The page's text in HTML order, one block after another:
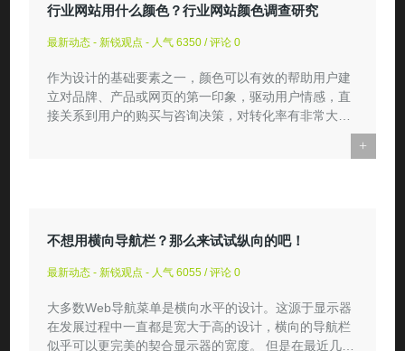
行业网站用什么颜色？行业网站颜色调查研究
最新动态 - 新锐观点 - 人气 6350 / 评论 0
作为设计的基础要素之一，颜色可以有效的帮助用户建
立对品牌、产品或网页的第一印象，驱动用户情感，直
接关系到用户的购买与咨询决策，对转化率有非常大的
+
不想用横向导航栏？那么来试试纵向的吧！
最新动态 - 新锐观点 - 人气 6055 / 评论 0
大多数Web导航菜单是横向水平的设计。这源于显示器
在发展过程中一直都是宽大于高的设计，横向的导航栏
似乎可以更完美的契合显示器的宽度。 但是在最近几